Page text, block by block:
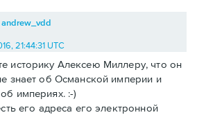
andrew_vdd
21:44:31 UTC
историку Алексею Миллеру, что он
знает об Османской империи и
империях. :-)
его адреса его электронной